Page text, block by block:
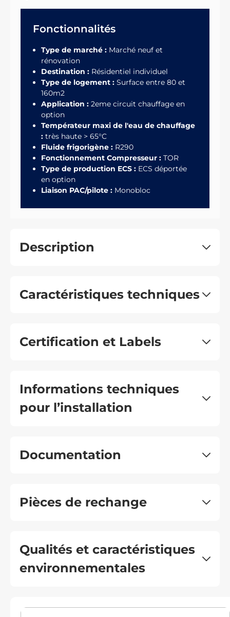
Fonctionnalités
Type de marché : Marché neuf et
rénovation
Destination : Résidentiel individuel
Type de logement : Surface entre 80 et
160m2
Application : 2eme circuit chauffage en
option
Températeur maxi de l'eau de chauffage
: très haute > 65°C
Fluide frigorigène : R290
Fonctionnement Compresseur : TOR
Type de production ECS : ECS déportée
en option
Liaison PAC/pilote : Monobloc
Description
Caractéristiques techniques
Certification et Labels
Informations techniques
pour l’installation
Documentation
Pièces de rechange
Qualités et caractéristiques
environnementales